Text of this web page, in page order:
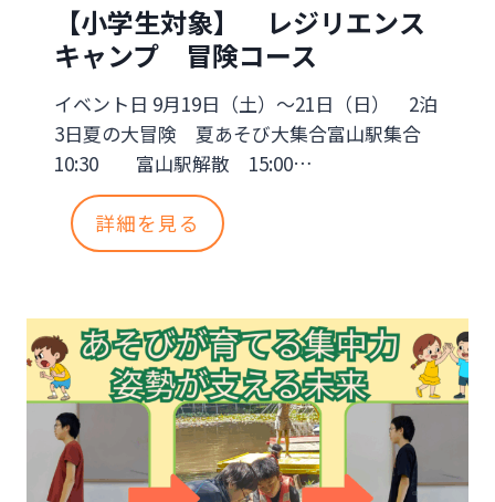
ス
キ
ャ
ン
プ
険
ク
ラ
ブ
【小学生対象】 レジリエンス
キャンプ 冒険コース
イベント日 9月19日（土）～21日（日） 2泊
3日夏の大冒険 夏あそび大集合富山駅集合
10:30 富山駅解散 15:00…
詳細を見る
【
生
対
象
】